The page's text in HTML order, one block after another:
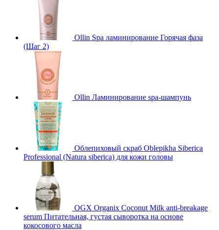
Ollin Spa ламинирование Горячая фаза
(Шаг 2)
Ollin Ламинирование spa-шампунь
Облепиховый скраб Oblepikha Siberica
Professional (Natura siberica) для кожи головы
OGX Organix Coconut Milk anti-breakage
serum Питательная, густая сыворотка на основе
кокосового масла